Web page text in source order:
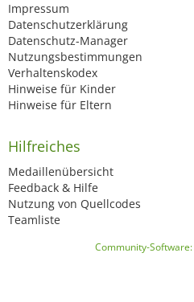
Impressum
Datenschutzerklärung
Datenschutz-Manager
Nutzungsbestimmungen
Verhaltenskodex
Hinweise für Kinder
Hinweise für Eltern
Hilfreiches
Medaillenübersicht
Feedback & Hilfe
Nutzung von Quellcodes
Teamliste
Community-Software: